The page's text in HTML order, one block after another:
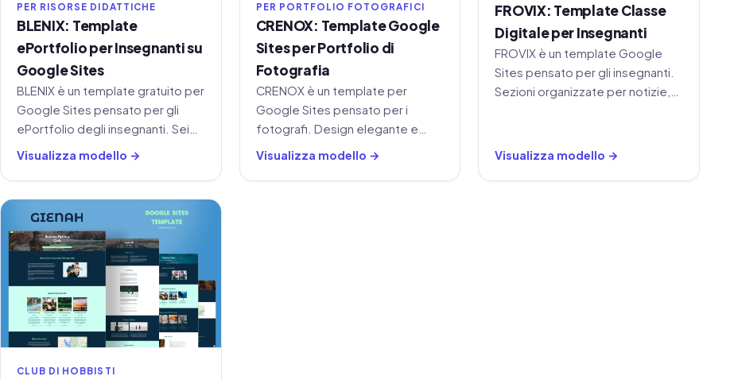
PER RISORSE DIDATTICHE
BLENIX: Template
ePortfolio per Insegnanti su
Google Sites
BLENIX è un template gratuito per
Google Sites pensato per gli
ePortfolio degli insegnanti. Sei
sezioni coprono curriculum,
insegnamento, competenze
classe.
Visualizza modello →
PER PORTFOLIO FOTOGRAFICI
CRENOX: Template Google
Sites per Portfolio di
Fotografia
CRENOX è un template per
Google Sites pensato per i
fotografi. Design elegante e
minimalista con sezioni Home,
Gratuito.
Visualizza modello →
FROVIX: Template Classe
Digitale per Insegnanti
FROVIX è un template Google
Sites pensato per gli insegnanti.
Sezioni organizzate per notizie,
spazio.
Visualizza modello →
CLUB DI HOBBISTI